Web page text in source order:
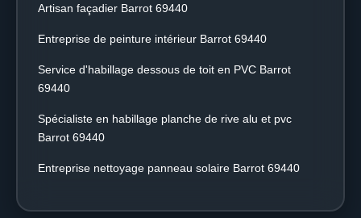
Artisan façadier Barrot 69440
Entreprise de peinture intérieur Barrot 69440
Service d'habillage dessous de toit en PVC Barrot
69440
Spécialiste en habillage planche de rive alu et pvc
Barrot 69440
Entreprise nettoyage panneau solaire Barrot 69440